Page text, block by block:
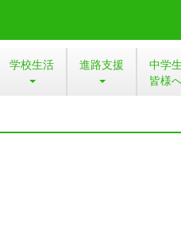
学校生活 進路支援
中学
皆様